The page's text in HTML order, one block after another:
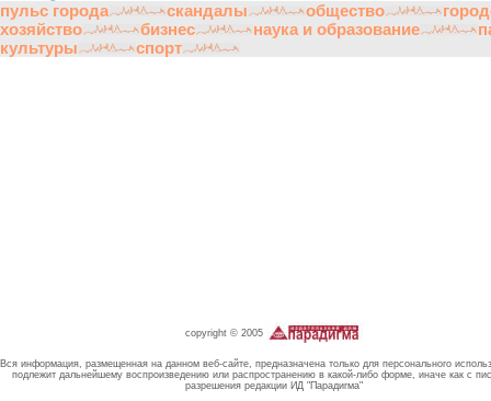
пульс города скандалы общество
хозяйство
бизнес наука и образование
культуры
спорт
copyright © 2005
Вся информация, размещенная на данном веб-сайте, предназначена только для персонального
подлежит дальнейшему воспроизведению или распространению в какой-либо форме, иначе как с
разрешения редакции ИД "Парадигма"